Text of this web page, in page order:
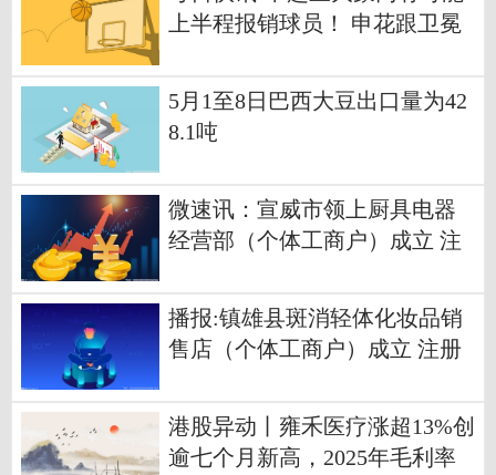
上半程报销球员！ 申花跟卫冕
5月1至8日巴西大豆出口量为42
8.1吨
微速讯：宣威市领上厨具电器
经营部（个体工商户）成立 注
播报:镇雄县斑消轻体化妆品销
售店（个体工商户）成立 注册
港股异动丨雍禾医疗涨超13%创
逾七个月新高，2025年毛利率